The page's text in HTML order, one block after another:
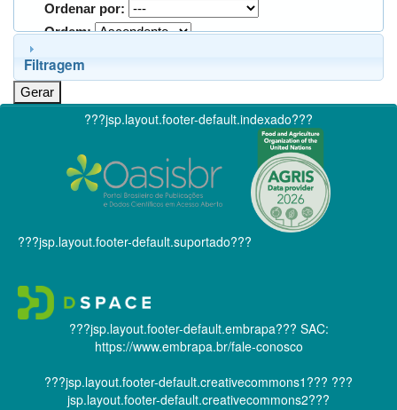
Ordenar por:
Ordem:
Filtragem
???jsp.layout.footer-default.indexado???
???jsp.layout.footer-default.suportado???
???jsp.layout.footer-default.embrapa??? SAC:
https://www.embrapa.br/fale-conosco
???jsp.layout.footer-default.creativecommons1??? ???
jsp.layout.footer-default.creativecommons2???